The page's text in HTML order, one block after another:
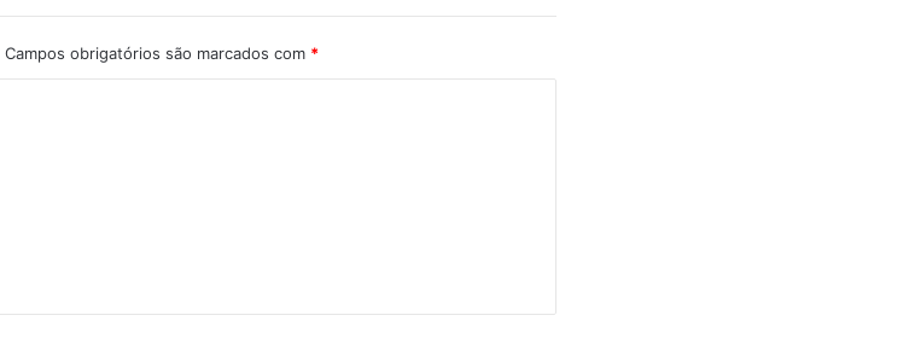
Campos obrigatórios são marcados com *